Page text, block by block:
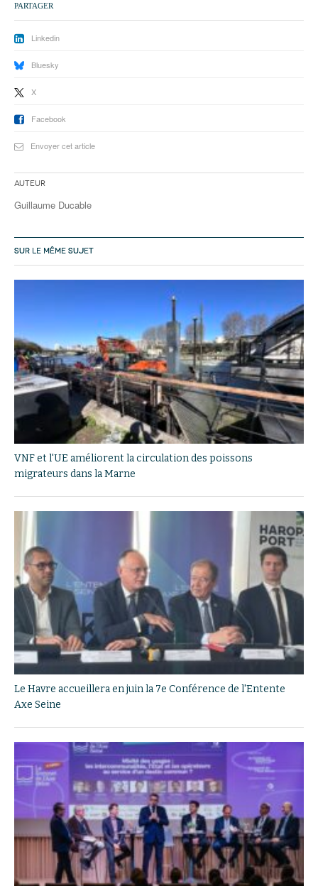
PARTAGER
Linkedin
Bluesky
X
Facebook
Envoyer cet article
Auteur
Guillaume Ducable
SUR LE MÊME SUJET
VNF et l'UE améliorent la circulation des poissons
migrateurs dans la Marne
Le Havre accueillera en juin la 7e Conférence de l'Entente
Axe Seine